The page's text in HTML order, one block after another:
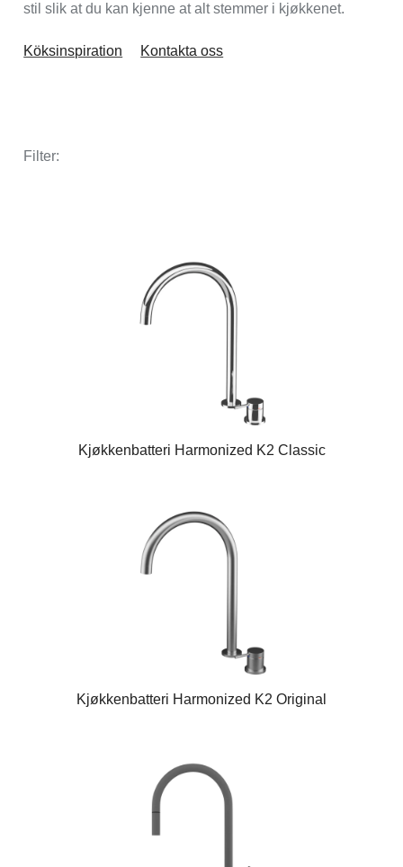
stil slik at du kan kjenne at alt stemmer i kjøkkenet.
Köksinspiration Kontakta oss
Filter:
Kjøkkenbatteri Harmonized K2 Classic
Kjøkkenbatteri Harmonized K2 Original